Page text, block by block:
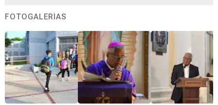
FOTOGALERÍAS